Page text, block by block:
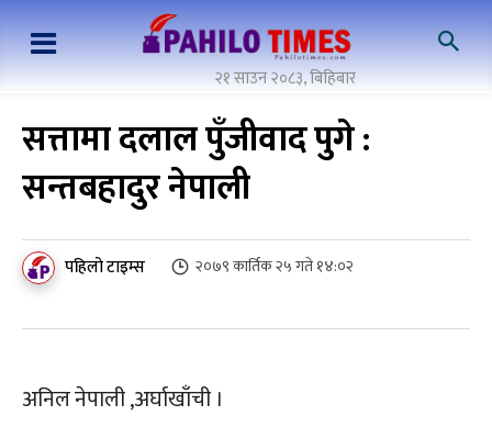
२१ साउन २०८३, बिहिबार
सत्तामा दलाल पुँजीवाद पुगे :
सन्तबहादुर नेपाली
पहिलो टाइम्स २०७९ कार्तिक २५ गते १४:०२
अनिल नेपाली ,अर्घाखाँची ।